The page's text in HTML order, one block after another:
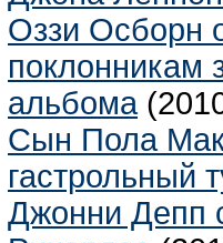
Оззи Осборн
поклонникам
альбома
Сын Пола
гастрольный
Джонни Депп